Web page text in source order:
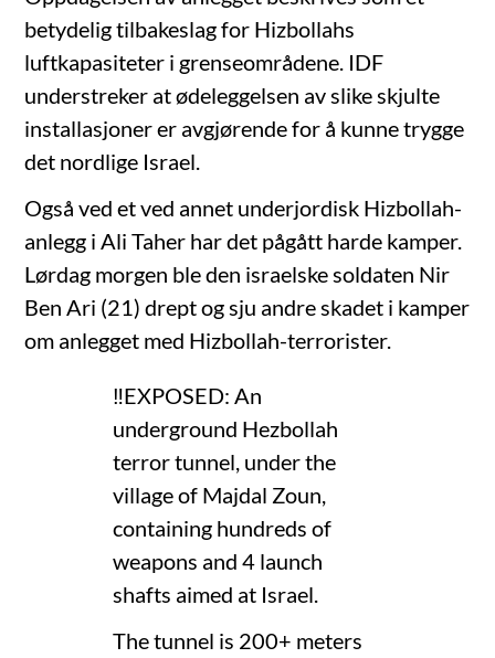
betydelig tilbakeslag for Hizbollahs
luftkapasiteter i grenseområdene. IDF
understreker at ødeleggelsen av slike skjulte
installasjoner er avgjørende for å kunne trygge
det nordlige Israel.
Også ved et ved annet underjordisk Hizbollah-
anlegg i Ali Taher har det pågått harde kamper.
Lørdag morgen ble den israelske soldaten Nir
Ben Ari (21) drept og sju andre skadet i kamper
om anlegget med Hizbollah-terrorister.
‼️EXPOSED: An
underground Hezbollah
terror tunnel, under the
village of Majdal Zoun,
containing hundreds of
weapons and 4 launch
shafts aimed at Israel.
The tunnel is 200+ meters